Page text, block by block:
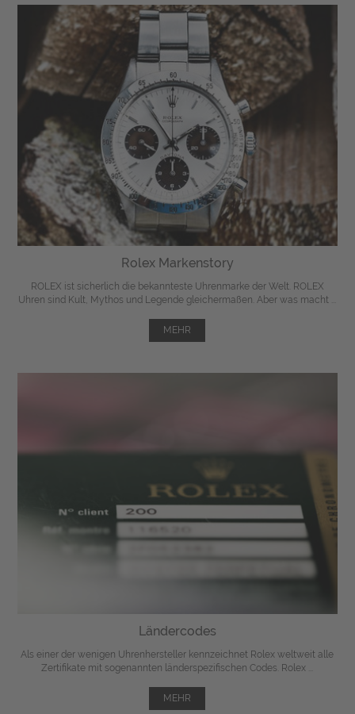
Rolex Markenstory
ROLEX ist sicherlich die bekannteste Uhrenmarke der Welt. ROLEX
Uhren sind Kult, Mythos und Legende gleichermaßen. Aber was macht ...
MEHR
Ländercodes
Als einer der wenigen Uhrenhersteller kennzeichnet Rolex weltweit alle
Zertifikate mit sogenannten länderspezifischen Codes. Rolex ...
MEHR